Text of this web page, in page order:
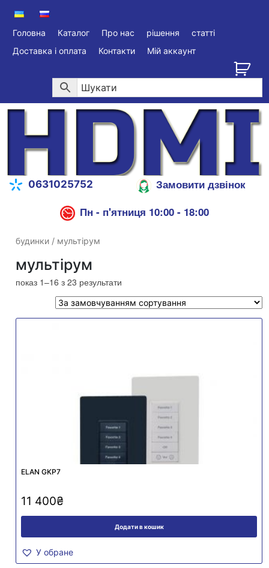
Головна Каталог Про нас рішення
статті
Доставка і оплата
Контакти Мій аккаунт
0631025752
Замовити дзвінок
Пн - п'ятниця 10:00 - 18:00
будинки / мультірум
мультірум
показ 1–16 з 23 результати
ELAN GKP7
11 400₴
Додати в кошик
У обране